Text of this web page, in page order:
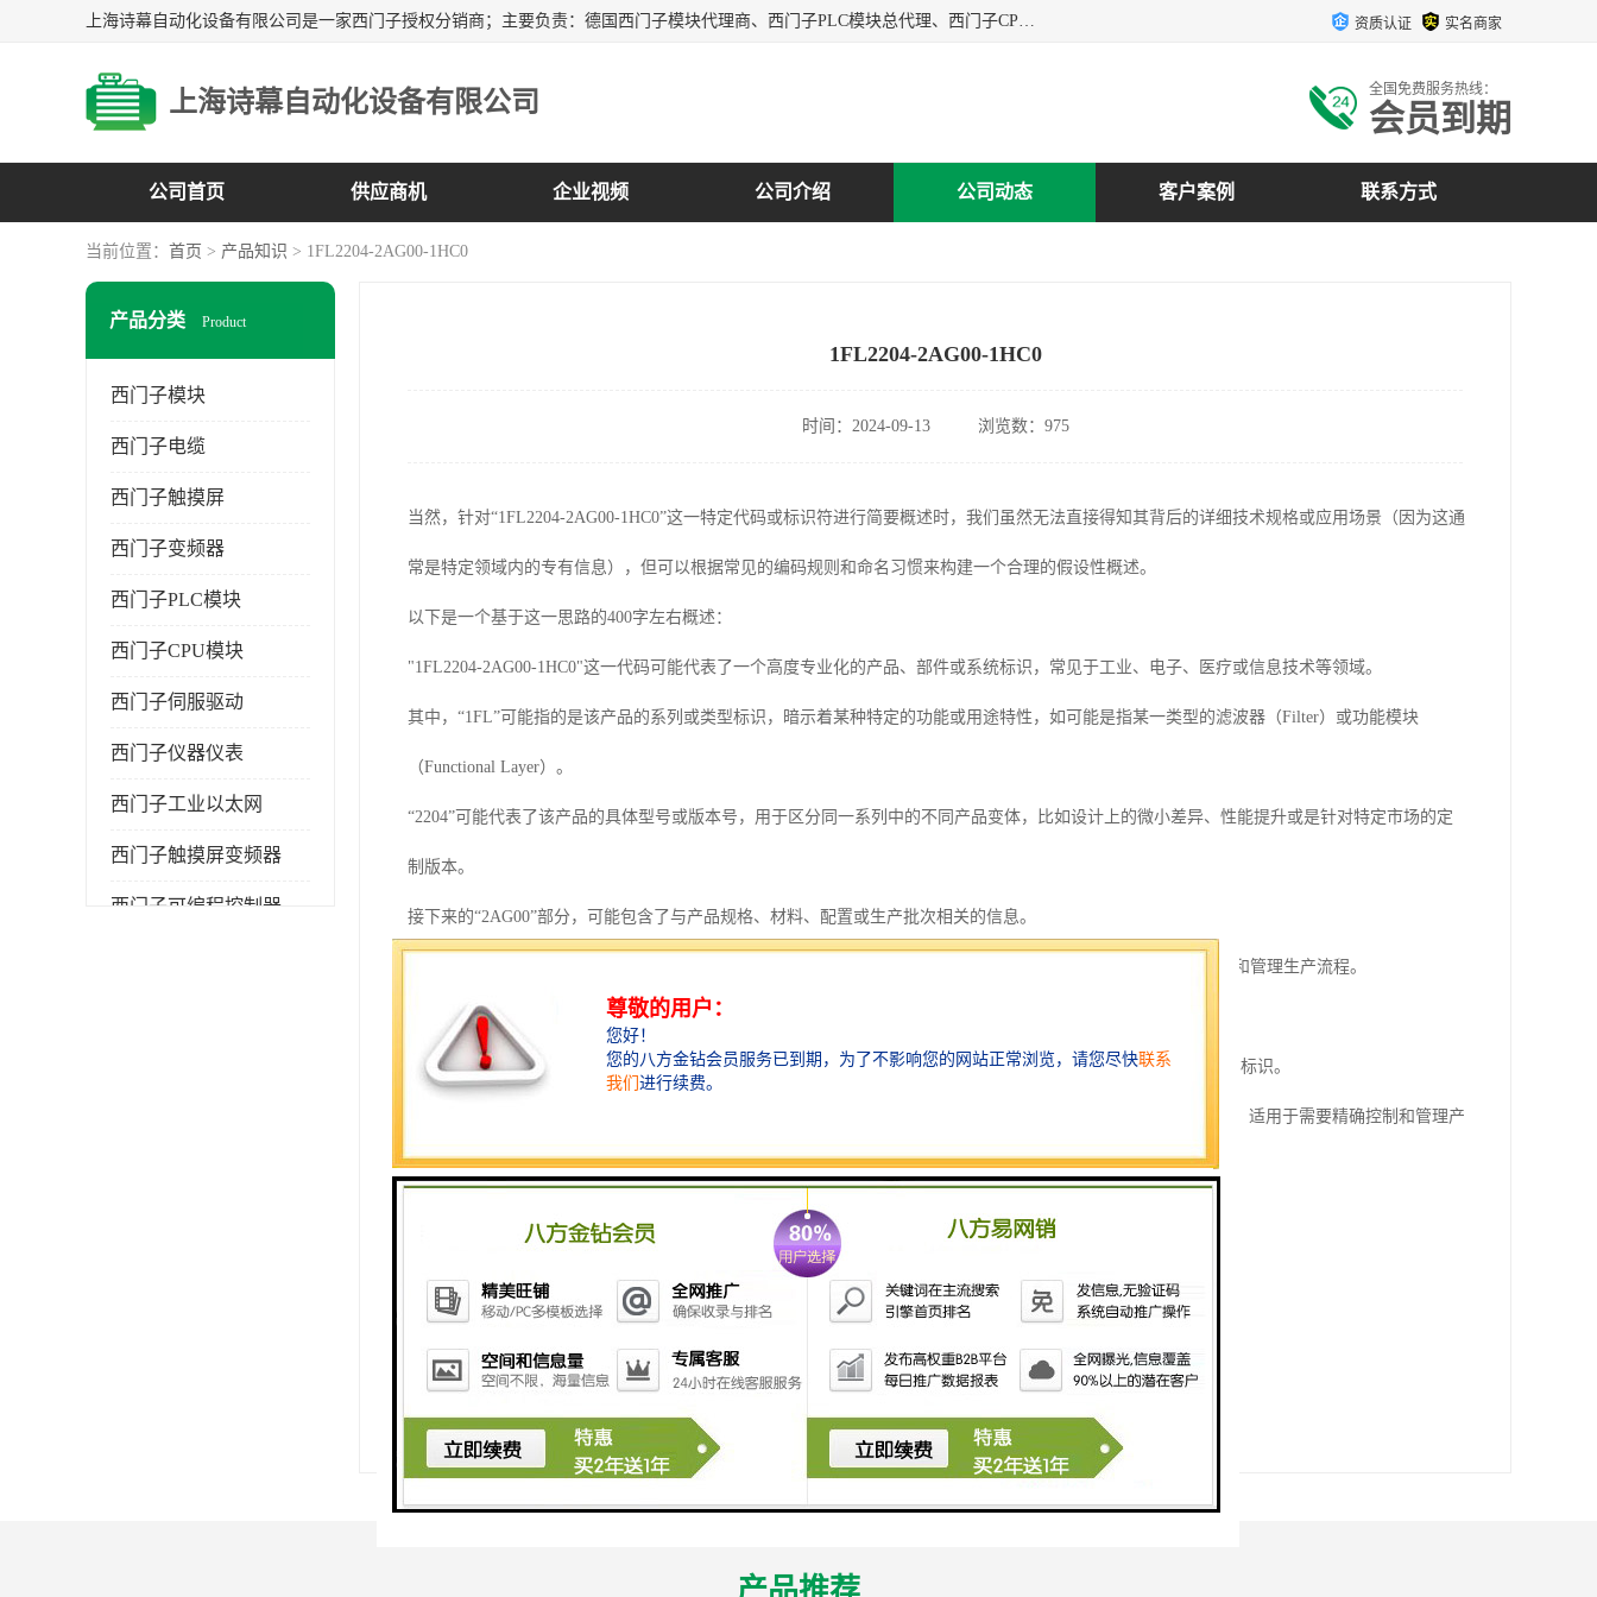
上海诗幕自动化设备有限公司是一家西门子授权分销商；主要负责：德国西门子模块代理商、西门子PLC模块总代理、西门子CPU模块代理商、西门子电缆代理、西门子触摸屏变频器总代理等专销售西门子各系列产品；实体公司，诚信经营，价格优势，品质保证，库存量大，供应！ 资质认证 实名商家
上海诗幕自动化设备有限公司 全国免费服务热线：
会员到期
公司首页 供应商机 企业视频 公司介绍 公司动态 客户案例 联系方式
当前位置： 首页 > 产品知识 > 1FL2204-2AG00-1HC0
产品分类 Product
西门子模块
西门子电缆
西门子触摸屏
西门子变频器
西门子PLC模块
西门子CPU模块
西门子伺服驱动
西门子仪器仪表
西门子工业以太网
西门子触摸屏变频器
西门子可编程控制器
1FL2204-2AG00-1HC0
时间：2024-09-13 浏览数：975
当然，针对“1FL2204-2AG00-1HC0”这一特定代码或标识符进行简要概述时，我们虽然无法直接得知其背后的详细技术规格或应用场景（因为这通
常是特定领域内的专有信息），但可以根据常见的编码规则和命名习惯来构建一个合理的假设性概述。
以下是一个基于这一思路的400字左右概述：
"1FL2204-2AG00-1HC0"这一代码可能代表了一个高度专业化的产品、部件或系统标识，常见于工业、电子、医疗或信息技术等领域。
其中，“1FL”可能指的是该产品的系列或类型标识，暗示着某种特定的功能或用途特性，如可能是指某一类型的滤波器（Filter）或功能模块
（Functional Layer）。
“2204”可能代表了该产品的具体型号或版本号，用于区分同一系列中的不同产品变体，比如设计上的微小差异、性能提升或是针对特定市场的定
制版本。
接下来的“2AG00”部分，可能包含了与产品规格、材料、配置或生产批次相关的信息。
其中，“2A”可能指示了某种特定的规格或标准，“G00”则可能是序列号、批次号或是材料代码的一部分，用于追踪和管理生产流程。
最后，“1HC0”则可能代表了该产品的兼容性、接口标准或是额外的功能选项。
例如，“1H”可能表示该产品支持某种类型的接口或协议，“C0”则可能是对特定功能的补充说明或是特定应用场景的标识。
综上所述，“1FL2204-2AG00-1HC0”很可能是一个集特定功能、规格、材料和生产批次信息于一体的专业产品代码，适用于需要精确控制和管理产
品特性的行业领域。
然而，要获取该代码的确切含义和详细技术参数，仍需参考相关的技术手册、产品目录或联系制造商进行查询。
http://www.shxuzhim.com
上一篇： 1FL2204-4AG00-1SC0
下一篇：1FL2203-4AG11-1HC0